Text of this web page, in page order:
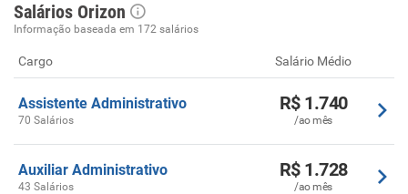
Salários Orizon
Informação baseada em 172 salários
Cargo Salário Médio
Assistente Administrativo
70 Salários
R$ 1.740
/ao mês
Auxiliar Administrativo
43 Salários
R$ 1.728
/ao mês